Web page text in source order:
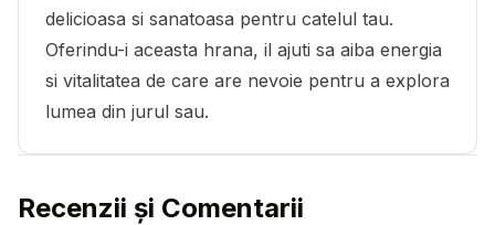
delicioasa si sanatoasa pentru catelul tau.
Oferindu-i aceasta hrana, il ajuti sa aiba energia
si vitalitatea de care are nevoie pentru a explora
lumea din jurul sau.
Recenzii și Comentarii